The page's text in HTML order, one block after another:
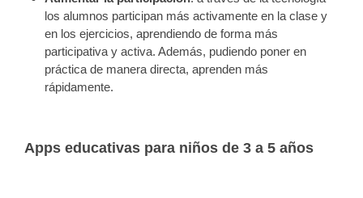
los alumnos participan más activamente en la clase y
en los ejercicios, aprendiendo de forma más
participativa y activa. Además, pudiendo poner en
práctica de manera directa, aprenden más
rápidamente.
Apps educativas para niños de 3 a 5 años